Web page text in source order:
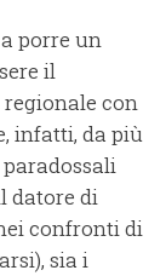
porre un
il
con
infatti, da più
datore di
confronti di
sia i